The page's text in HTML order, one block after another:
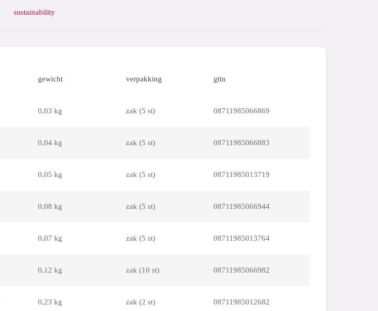
sustainability
gewicht verpakking gtin
0,03 kg zak (5 st) 08711985066869
0,04 kg zak (5 st) 08711985066883
0,05 kg zak (5 st) 08711985013719
0,08 kg zak (5 st) 08711985066944
0,07 kg zak (5 st) 08711985013764
0,12 kg zak (10 st) 08711985066982
0,23 kg zak (2 st) 08711985012682